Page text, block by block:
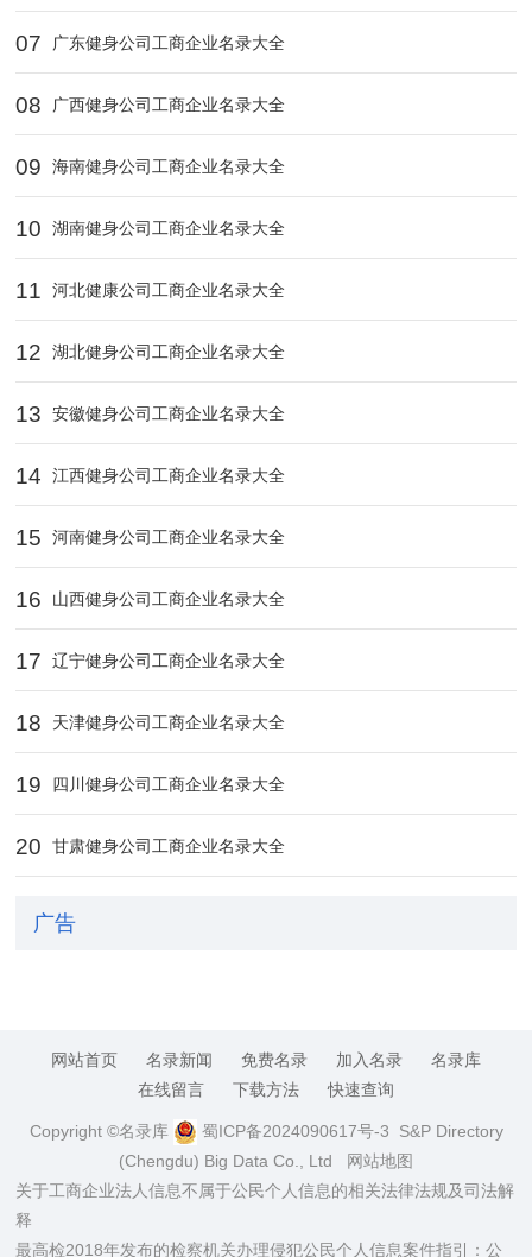
07 广东健身公司工商企业名录大全
08 广西健身公司工商企业名录大全
09 海南健身公司工商企业名录大全
10 湖南健身公司工商企业名录大全
11 河北健康公司工商企业名录大全
12 湖北健身公司工商企业名录大全
13 安徽健身公司工商企业名录大全
14 江西健身公司工商企业名录大全
15 河南健身公司工商企业名录大全
16 山西健身公司工商企业名录大全
17 辽宁健身公司工商企业名录大全
18 天津健身公司工商企业名录大全
19 四川健身公司工商企业名录大全
20 甘肃健身公司工商企业名录大全
广告
网站首页 名录新闻 免费名录 加入名录
名录库
在线留言
下载方法 快速查询
Copyright ©名录库 蜀ICP备2024090617号-3 S&P Directory
(Chengdu) Big Data Co., Ltd
网站地图
关于工商企业法人信息不属于公民个人信息的相关法律法规及司法解
释
最高检2018年发布的检察机关办理侵犯公民个人信息案件指引：公